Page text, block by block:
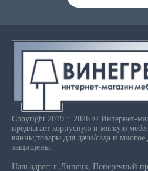
Copyright 2019 :: 2026 © Интернет-
предлагает корпусную и мягкую
ванны,товары для дачи/сада и многое
защищены.
Наш адрес: г. Липецк, Поперечный